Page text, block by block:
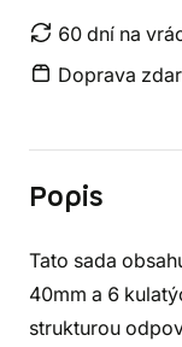
60 dní na
Doprava
Popis
Tato sada
40mm a 6
strukturou